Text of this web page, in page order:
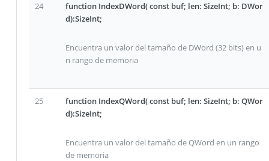
24
function IndexDWord( const buf; len: SizeInt; b: DWor
d):SizeInt;
Encuentra un valor del tamaño de DWord (32 bits) en u
n rango de memoria
25
function IndexQWord( const buf; len: SizeInt; b: QWor
d):SizeInt;
Encuentra un valor del tamaño de QWord en un rango
de memoria